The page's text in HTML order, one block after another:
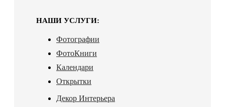
НАШИ УСЛУГИ:
Фотографии
ФотоКниги
Календари
Открытки
Декор Интерьера